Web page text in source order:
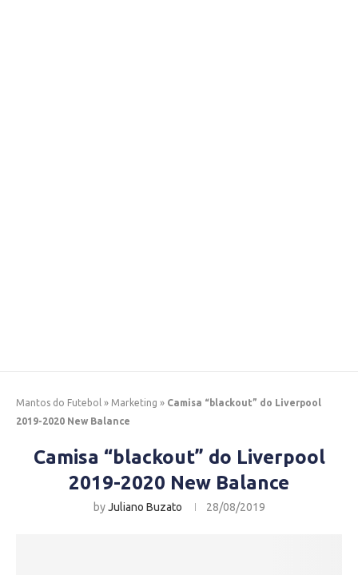
Mantos do Futebol » Marketing » Camisa “blackout” do Liverpool
2019-2020 New Balance
Camisa “blackout” do Liverpool
2019-2020 New Balance
byJuliano Buzato 28/08/2019